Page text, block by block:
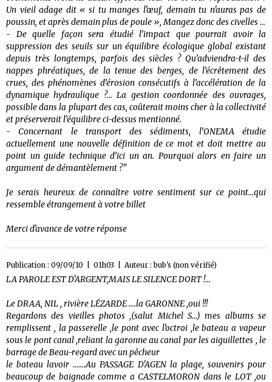
Un vieil adage dit « si tu manges l'œuf, demain tu n'auras pas de
poussin, et après demain plus de poule », Mangez donc des civelles ...
- De quelle façon sera étudié l’impact que pourrait avoir la
suppression des seuils sur un équilibre écologique global existant
depuis très longtemps, parfois des siècles ? Qu’adviendra-t-il des
nappes phréatiques, de la tenue des berges, de l’écrêtement des
crues, des phénomènes d’érosion consécutifs à l’accélération de la
dynamique hydraulique ?... La gestion coordonnée des ouvrages,
possible dans la plupart des cas, coûterait moins cher à la collectivité
et préserverait l’équilibre ci-dessus mentionné.
- Concernant le transport des sédiments, l’ONEMA étudie
actuellement une nouvelle définition de ce mot et doit mettre au
point un guide technique d’ici un an. Pourquoi alors en faire un
argument de démantèlement ?"
Je serais heureux de connaître votre sentiment sur ce point...qui
ressemble étrangement à votre billet
Merci d'avance de votre réponse
Publication : 09/09/10 | 01h03 | Auteur : bub's (non vérifié)
LA PAROLE EST D'ARGENT,MAIS LE SILENCE DORT !...
Le DRAA, NIL , rivière LÉZARDE ....la GARONNE ,oui !!!
Regardons des vieilles photos ,(salut Michel S...) mes albums se
remplissent , la passerelle ,le pont avec l'octroi ,le bateau a vapeur
sous le pont canal ,reliant la garonne au canal par les aiguillettes , le
barrage de Beau-regard avec un pêcheur
le bateau lavoir .......Au PASSAGE D'AGEN la plage, souvenirs pour
beaucoup de baignade comme a CASTELMORON dans le LOT ,ou